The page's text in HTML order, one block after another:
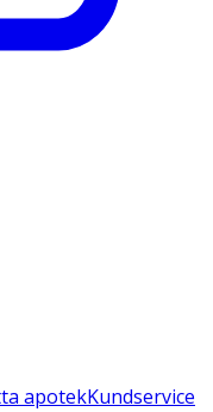
apotekKundservice